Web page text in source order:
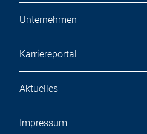
Unternehmen
Karriereportal
Aktuelles
Impressum